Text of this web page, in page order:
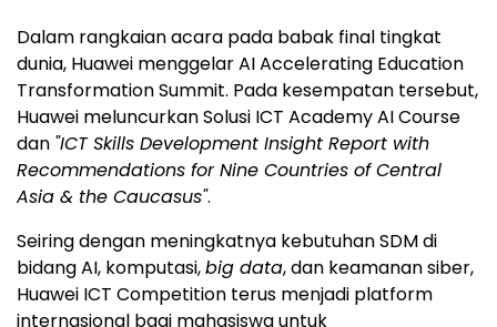
Dalam rangkaian acara pada babak final tingkat
dunia, Huawei menggelar AI Accelerating Education
Transformation Summit. Pada kesempatan tersebut,
Huawei meluncurkan Solusi ICT Academy AI Course
dan "ICT Skills Development Insight Report with
Recommendations for Nine Countries of Central
Asia & the Caucasus".
Seiring dengan meningkatnya kebutuhan SDM di
bidang AI, komputasi,big data, dan keamanan siber,
Huawei ICT Competition terus menjadi platform
internasional bagi mahasiswa untuk